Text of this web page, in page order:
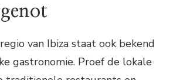
van Ibiza staat ook bekend
gastronomie. Proef de lokale